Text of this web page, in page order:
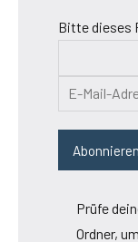
Bitte dieses
Prüfe
Ordner,